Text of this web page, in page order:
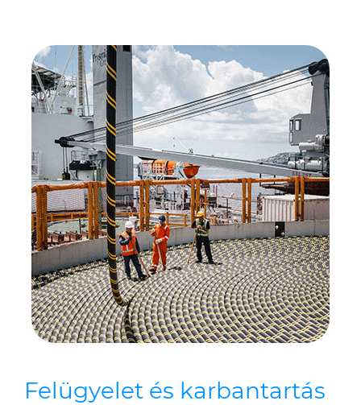
Felügyelet és karbantartás